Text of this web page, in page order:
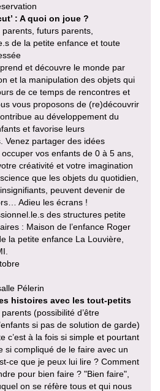
: A quoi on joue ?
futurs parents,
de la petite enfance et toute
et découvre le monde par
et la manipulation des objets qui
de ce temps de rencontres et
vous proposons de (re)découvrir
au développement du
et favorise leurs
Venez partager des idées
occuper vos enfants de 0 à 5 ans,
créativité et votre imagination
que les objets du quotidien,
peuvent devenir de
Adieu les écrans !
des structures petite
: Maison de l’enfance Roger
la petite enfance La Louvière,
Pélerin
histoires avec les tout-petits
(possibilité d’être
si pas de solution de garde)
c’est à la fois si simple et pourtant
si compliqué de le faire avec un
ce que je peux lui lire ? Comment
pour bien faire ? "Bien faire",
on se réfère tous et qui nous